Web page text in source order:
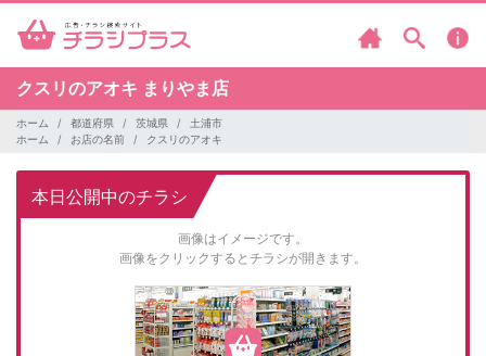
クスリのアオキ まりやま店
ホーム 都道府県 茨城県
土浦市
ホーム
お店の名前 クスリのアオキ
本日公開中のチラシ
画像はイメージです。
画像をクリックするとチラシが開きます。